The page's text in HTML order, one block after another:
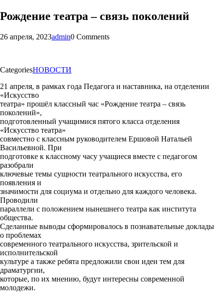
Рождение театра – связь поколений
26 апреля, 2023admin0 Comments
CategoriesНОВОСТИ
21 апреля, в рамках года Педагога и наставника, на отделении
«Искусство
театра» прошёл классный час «Рождение театра – связь
поколений»,
подготовленный учащимися пятого класса отделения
«Искусство театра»
совместно с классным руководителем Ершовой Натальей
Васильевной. При
подготовке к классному часу учащиеся вместе с педагогом
разобрали
ключевые темы сущности театрального искусства, его
появления и
значимости для социума и отдельно для каждого человека.
Проводили
параллели с положением нынешнего театра как института
общества.
Сделанные выводы сформировалось в познавательные доклады
о проблемах
современного театрального искусства, зрительской и
исполнительской
культуре а также ребята предложили свои идеи тем для
драматургии,
которые, по их мнению, будут интересны современной
молодежи.